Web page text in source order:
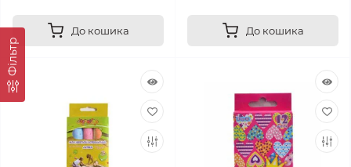
Фільтр
До кошика До кошика